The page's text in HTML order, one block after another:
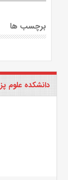
برچسب ها
دانشکده علوم